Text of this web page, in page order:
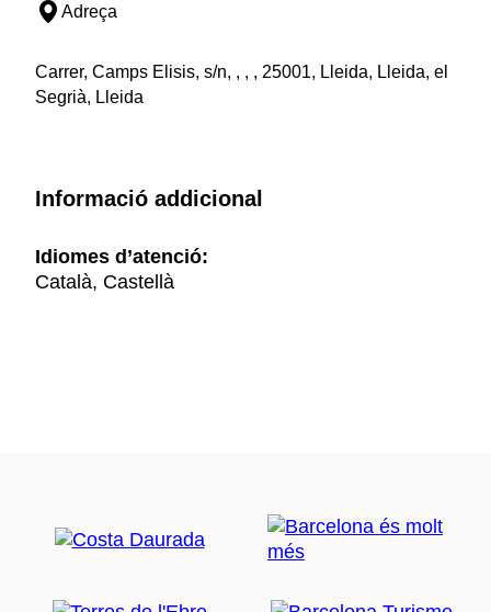
Adreça
Carrer, Camps Elisis, s/n, , , , 25001, Lleida, Lleida, el
Segrià, Lleida
Informació addicional
Idiomes d’atenció:
Català, Castellà